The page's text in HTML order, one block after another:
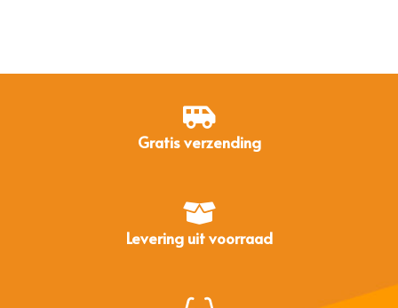
Gratis verzending
Levering uit voorraad